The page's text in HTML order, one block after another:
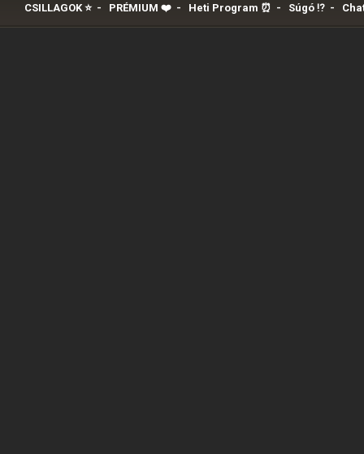
CSILLAGOK ⭐- PRÉMIUM ❤️‍- Heti Program ⏰ - Súgó ⁉️-